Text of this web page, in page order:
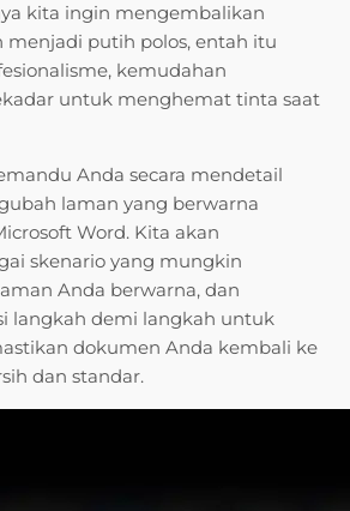
kita ingin mengembalikan
putih polos, entah itu
kemudahan
untuk menghemat tinta saat
Anda secara mendetail
laman yang berwarna
Word. Kita akan
skenario yang mungkin
Anda berwarna, dan
langkah demi langkah untuk
dokumen Anda kembali ke
dan standar.